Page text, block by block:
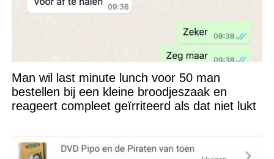
Man wil last minute lunch voor 50 man
bestellen bij een kleine broodjeszaak en
reageert compleet geïrriteerd als dat niet lukt